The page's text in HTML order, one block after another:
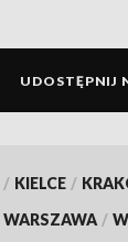
UDOSTĘPNIJ
/ KIELCE /
WARSZAWA /